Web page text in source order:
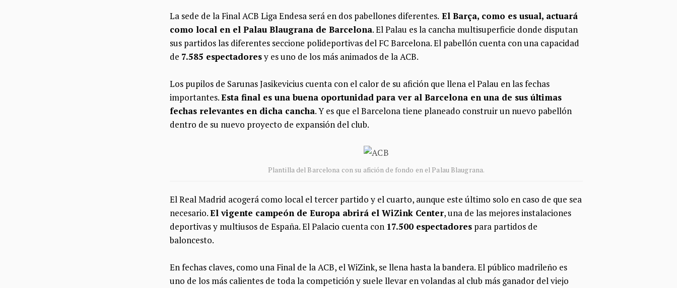
La sede de la Final ACB Liga Endesa será en dos pabellones diferentes. El Barça, como es usual, actuará
como local en el Palau Blaugrana de Barcelona. El Palau es la cancha multisuperficie donde disputan
sus partidos las diferentes seccione polideportivas del FC Barcelona. El pabellón cuenta con una capacidad
de 7.585 espectadoresy es uno de los más animados de la ACB.
Los pupilos de Sarunas Jasikevicius cuenta con el calor de su afición que llena el Palau en las fechas
importantes.Esta final es una buena oportunidad para ver al Barcelona en una de sus últimas
fechas relevantes en dicha cancha. Y es que el Barcelona tiene planeado construir un nuevo pabellón
dentro de su nuevo proyecto de expansión del club.
Plantilla del Barcelona con su afición de fondo en el Palau Blaugrana.
El Real Madrid acogerá como local el tercer partido y el cuarto, aunque este último solo en caso de que sea
necesario.El vigente campeón de Europa abrirá el WiZink Center, una de las mejores instalaciones
deportivas y multiusos de España. El Palacio cuenta con 17.500 espectadores para partidos de
baloncesto.
En fechas claves, como una Final de la ACB, el WiZink, se llena hasta la bandera. El público madrileño es
uno de los más calientes de toda la competición y suele llevar en volandas al club más ganador del viejo